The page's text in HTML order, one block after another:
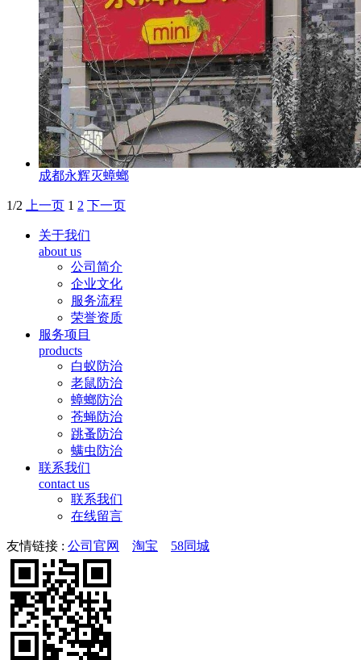
成都永辉灭蟑螂
1/2 上一页 1 2 下一页
关于我们
about us
公司简介
企业文化
服务流程
荣誉资质
服务项目
products
白蚁防治
老鼠防治
蟑螂防治
苍蝇防治
跳蚤防治
螨虫防治
联系我们
contact us
联系我们
在线留言
友情链接 : 公司官网 淘宝 58同城